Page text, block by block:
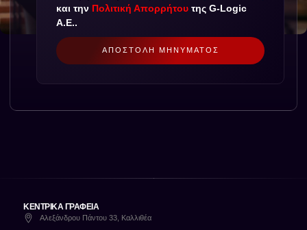
και την Πολιτική Απορρήτου της G-Logic
Α.Ε..
ΑΠΟΣΤΟΛΉ ΜΗΝΎΜΑΤΟΣ
ΚΕΝΤΡΙΚΑ ΓΡΑΦΕΙΑ
Αλεξάνδρου Πάντου 33, Καλλιθέα